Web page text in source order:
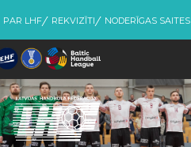
PAR LHF REKVIZĪTI NODERĪGAS SAITES